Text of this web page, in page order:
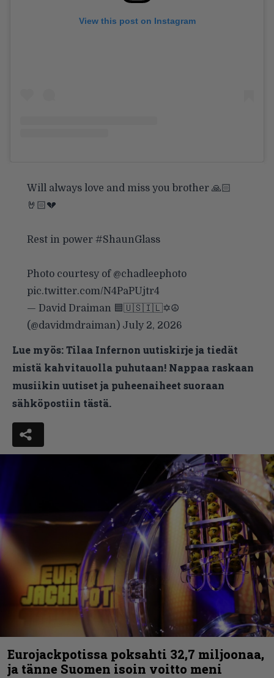
View this post on Instagram
Will always love and miss you brother 🙏🏻
🤘🏻💔
Rest in power #ShaunGlass
Photo courtesy of @chadleephoto
pic.twitter.com/N4PaPUjtr4
— David Draiman 🟦🇺🇸🇮🇱✡️☮️
(@davidmdraiman) July 2, 2026
Lue myös:Tilaa Infernon uutiskirje ja tiedät
mistä kahvitauolla puhutaan! Nappaa raskaan
musiikin uutiset ja puheenaiheet suoraan
sähköpostiin tästä.
Eurojackpotissa poksahti 32,7 miljoonaa,
ja tänne Suomen isoin voitto meni